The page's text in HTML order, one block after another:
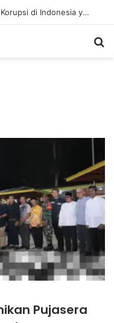
Peran KPK dalam Pemberantasan Korupsi di Indonesia yang Efektif dan Terukur
Pujasera